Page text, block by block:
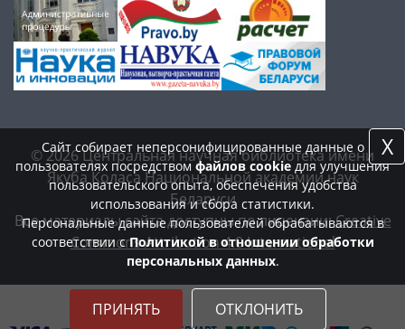
© 2026 Центральная научная библиотека имени
Якуба Коласа Национальной академии наук
Беларуси
Все материалы сайта доступны по лицензии:Creative
Commons Attribution 4.0 International
Сайт собирает неперсонифицированные данные о
пользователях посредствомфайлов cookieдля улучшения
пользовательского опыта, обеспечения удобства
использования и сбора статистики.
Персональные данные пользователей обрабатываются в
соответствии сПолитикой в отношении обработки
персональных данных.
ПРИНЯТЬ ОТКЛОНИТЬ
X